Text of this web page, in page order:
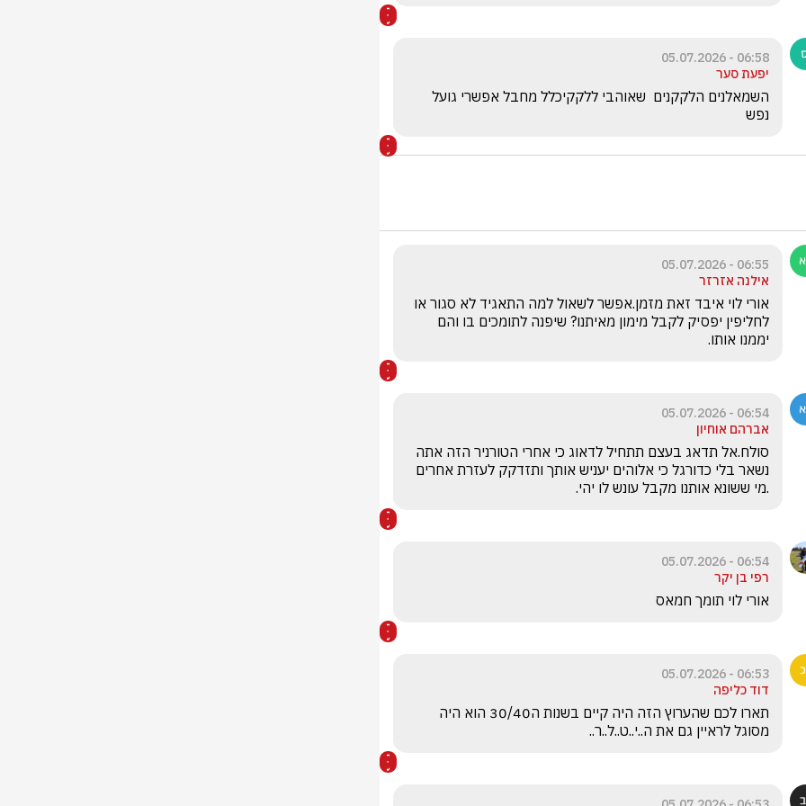
06:58 - 05.07.2026
יפעת סער
נפש
06:55 - 05.07.2026
אילנה אזרזר
יממנו אותו.
06:54 - 05.07.2026
אברהם אוחיון
.מי ששונא אותנו מקבל עונש לו יהי.
06:54 - 05.07.2026
רפי בן יקר
אורי לוי תומך חמאס
06:53 - 05.07.2026
דוד כליפה
מסוגל לראיין גם את ה..י..ט..ל..ר..